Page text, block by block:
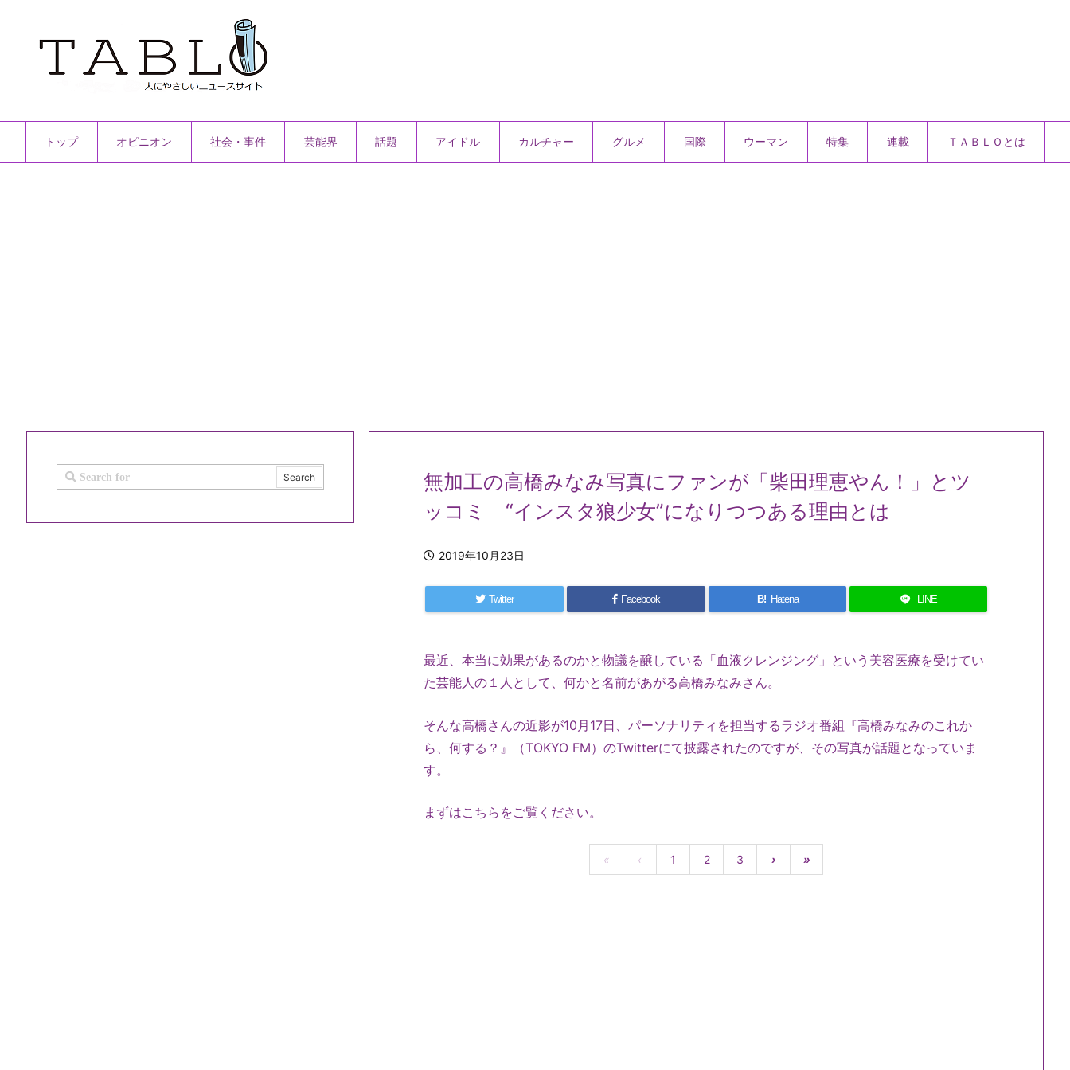
トップ オピニオン 社会・事件 芸能界 話題 アイドル カルチャー グルメ 国際 ウーマン 特集 連載 ＴＡＢＬＯとは
無加工の高橋みなみ写真にファンが「柴田理恵やん！」とツ
ッコミ “インスタ狼少女”になりつつある理由とは
2019年10月23日
Twitter Facebook B! Hatena LINE
最近、本当に効果があるのかと物議を醸している「血液クレンジング」という美容医療を受けてい
た芸能人の１人として、何かと名前があがる高橋みなみさん。
そんな高橋さんの近影が10月17日、パーソナリティを担当するラジオ番組『高橋みなみのこれか
ら、何する？』（TOKYO FM）のTwitterにて披露されたのですが、その写真が話題となっていま
す。
まずはこちらをご覧ください。
« ‹ 1 2 3 › »